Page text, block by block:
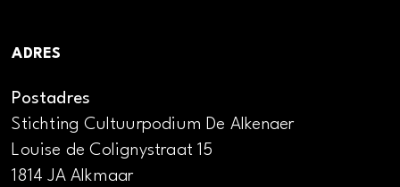
ADRES
Postadres
Stichting Cultuurpodium De Alkenaer
Louise de Colignystraat 15
1814 JA Alkmaar